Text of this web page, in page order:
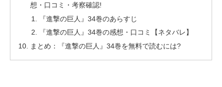
想・口コミ・考察確認!
『進撃の巨人』34巻のあらすじ
『進撃の巨人』34巻の感想・口コミ【ネタバレ】
まとめ：『進撃の巨人』34巻を無料で読むには?